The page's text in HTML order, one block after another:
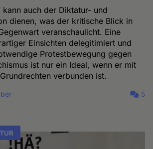
kann auch der Diktatur- und
dienen, was der kritische Blick in
veranschaulicht. Eine
Einsichten delegitimiert und
Protestbewegung gegen
ist nur ein Ideal, wenn er mit
verbunden ist.
5